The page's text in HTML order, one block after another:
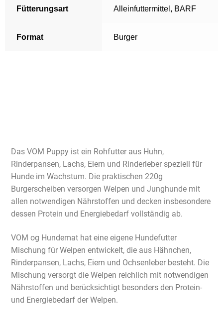
Fütterungsart Alleinfuttermittel , BARF
Format Burger
Das VOM Puppy ist ein Rohfutter aus Huhn,
Rinderpansen, Lachs, Eiern und Rinderleber speziell für
Hunde im Wachstum. Die praktischen 220g
Burgerscheiben versorgen Welpen und Junghunde mit
allen notwendigen Nährstoffen und decken insbesondere
dessen Protein und Energiebedarf vollständig ab.
VOM og Hundemat hat eine eigene Hundefutter
Mischung für Welpen entwickelt, die aus Hähnchen,
Rinderpansen, Lachs, Eiern und Ochsenleber besteht. Die
Mischung versorgt die Welpen reichlich mit notwendigen
Nährstoffen und berücksichtigt besonders den Protein-
und Energiebedarf der Welpen.